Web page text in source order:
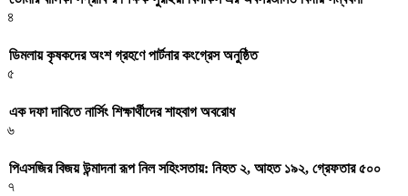
৪
ডিমলায় কৃষকদের অংশ গ্রহণে পার্টনার কংগ্রেস অনুষ্ঠিত
৫
এক দফা দাবিতে নার্সিং শিক্ষার্থীদের শাহবাগ অবরোধ
৬
পিএসজির বিজয় উন্মাদনা রূপ নিল সহিংসতায়: নিহত ২, আহত ১৯২, গ্রেফতার ৫০০
৭